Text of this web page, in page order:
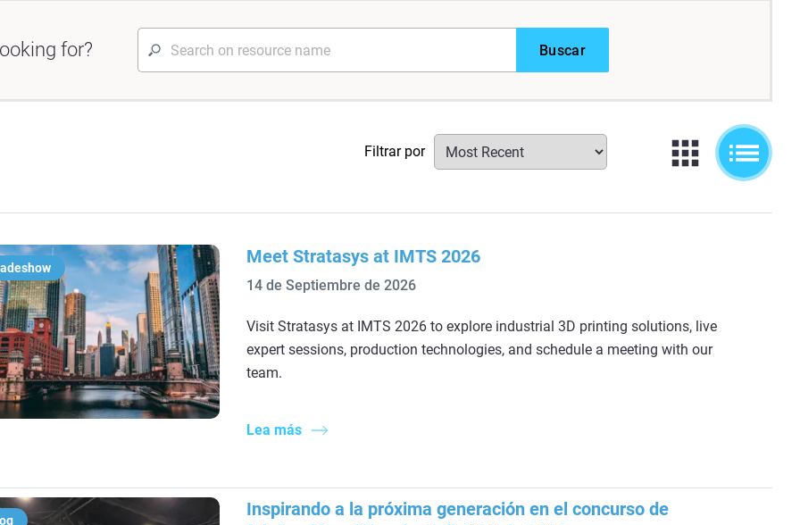
for? Buscar
Filtrar por
Meet Stratasys at IMTS 2026
14 de Septiembre de 2026
Visit Stratasys at IMTS 2026 to explore industrial 3D printing solutions, live
expert sessions, production technologies, and schedule a meeting with our
team.
Lea más
Inspirando a la próxima generación en el concurso de